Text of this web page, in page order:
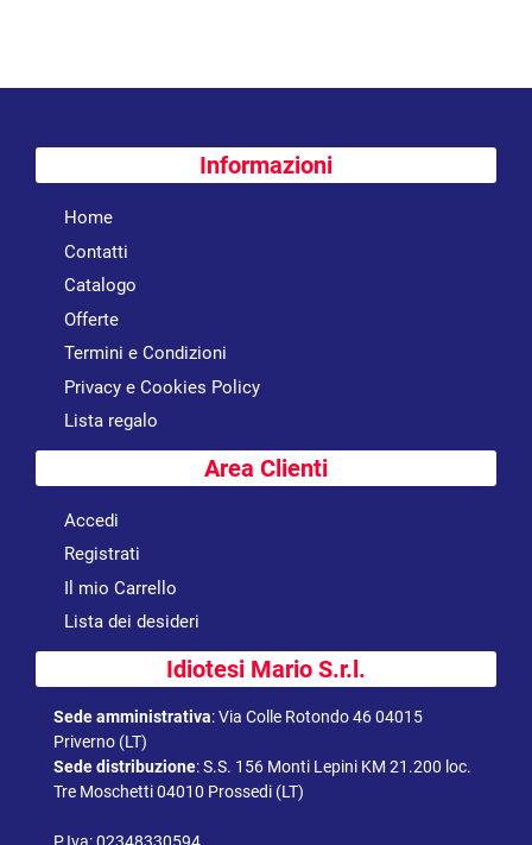
Informazioni
Home
Contatti
Catalogo
Offerte
Termini e Condizioni
Privacy e Cookies Policy
Lista regalo
Area Clienti
Accedi
Registrati
Il mio Carrello
Lista dei desideri
Idiotesi Mario S.r.l.
Sede amministrativa:Via Colle Rotondo 46 04015
Priverno (LT)
Sede distribuzione:S.S. 156 Monti Lepini KM 21.200 loc.
Tre Moschetti 04010 Prossedi (LT)
P.Iva: 02348330594